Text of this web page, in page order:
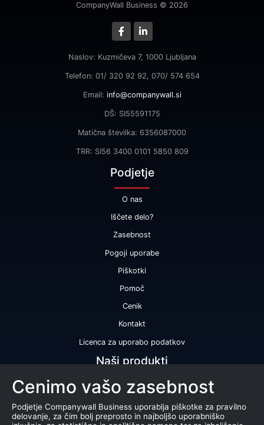
CompanyWall Business © 2026
Naslov: Kuzmičeva 7, 1000 Ljubljana
Telefon: 01/ 320 92 92, 070/ 574 654
Email: info@companywall.si
DŠ: SI55591175
Matična številka: 6356087000
TRR: SI56 3400 0101 5850 809
Podjetje
O nas
Iščete delo?
Zasebnost
Pogoji uporabe
Piškotki
Pomoč
Cenik
Kontakt
Licenca za uporabo podatkov
Naši produkti
Bonitetna ocena
Bonitetno poročilo
Certifikat bonitetne odličnosti
Cenimo vašo zasebnost
Podjetje Companywall Business uporablja piškotke za pravilno
delovanje, za čim bolj preprosto in najboljšo uporabniško